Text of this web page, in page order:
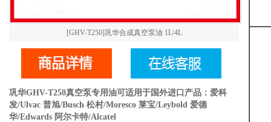
[GHV-T250]巩华合成真空泵油 1L/4L
巩华GHV-T250真空泵专用油可适用于国外进口产品：爱科
发/Ulvac 普旭/Busch 松村/Moresco 莱宝/Leybold 爱德
华/Edwards 阿尔卡特/Alcatel